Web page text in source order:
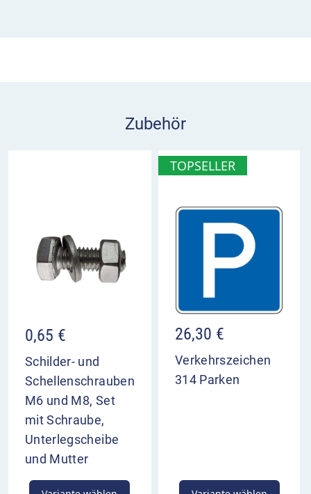
eingeparkt werdenZubehör
0,65 €
Schilder- und
Schellenschrauben
M6 und M8, Set
mit Schraube,
Unterlegscheibe
und Mutter
TOPSELLER
26,30 €
Verkehrszeichen
314 Parken